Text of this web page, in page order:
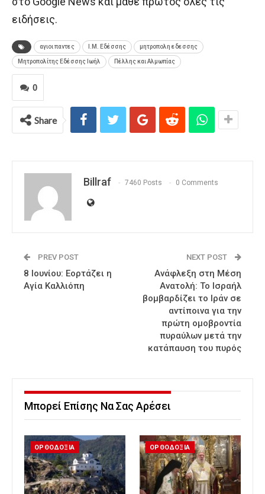
ειδήσεις.
αγιοι παντες Ι.Μ. Εδέσσης μητροπολη εδεσσης
Μητροπολίτης Εδέσσης Ιωήλ Πέλλης και Αλμωπίας
0
Share
Billraf 7460 Posts 0 Comments
PREV POST
8 Ιουνίου: Εορτάζει η
Αγία Καλλιόπη
NEXT POST
Ανάφλεξη στη Μέση
Ανατολή: Το Ισραήλ
βομβαρδίζει το Ιράν σε
αντίποινα για την
πρώτη ομοβροντία
πυραύλων μετά την
κατάπαυση του πυρός
Μπορεί Επίσης Να Σας Αρέσει
ΟΡΘΟΔΟΞΙΑ ΟΡΘΟΔΟΞΙΑ